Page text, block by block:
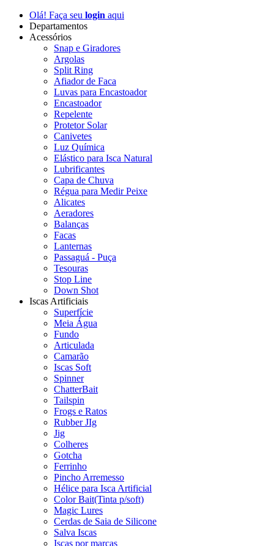
Olá! Faça seu login aqui
Departamentos
Acessórios
Snap e Giradores
Argolas
Split Ring
Afiador de Faca
Luvas para Encastoador
Encastoador
Repelente
Protetor Solar
Canivetes
Luz Química
Elástico para Isca Natural
Lubrificantes
Capa de Chuva
Régua para Medir Peixe
Alicates
Aeradores
Balanças
Facas
Lanternas
Passaguá - Puça
Tesouras
Stop Line
Down Shot
Iscas Artificiais
Superfície
Meia Água
Fundo
Articulada
Camarão
Iscas Soft
Spinner
ChatterBait
Tailspin
Frogs e Ratos
Rubber JIg
Jig
Colheres
Gotcha
Ferrinho
Pincho Arremesso
Hélice para Isca Artificial
Color Bait(Tinta p/soft)
Magic Lures
Cerdas de Saia de Silicone
Salva Iscas
Iscas por marcas